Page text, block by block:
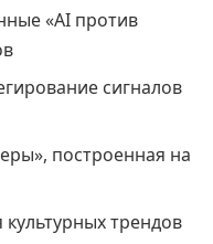
«AI против
сигналов
построенная на
культурных трендов